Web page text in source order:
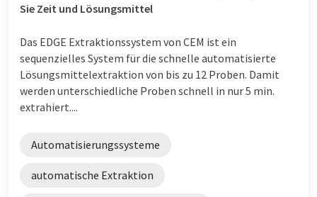
Sie Zeit und Lösungsmittel
Das EDGE Extraktionssystem von CEM ist ein
sequenzielles System für die schnelle automatisierte
Lösungsmittelextraktion von bis zu 12 Proben. Damit
werden unterschiedliche Proben schnell in nur 5 min.
extrahiert....
Automatisierungssysteme
automatische Extraktion